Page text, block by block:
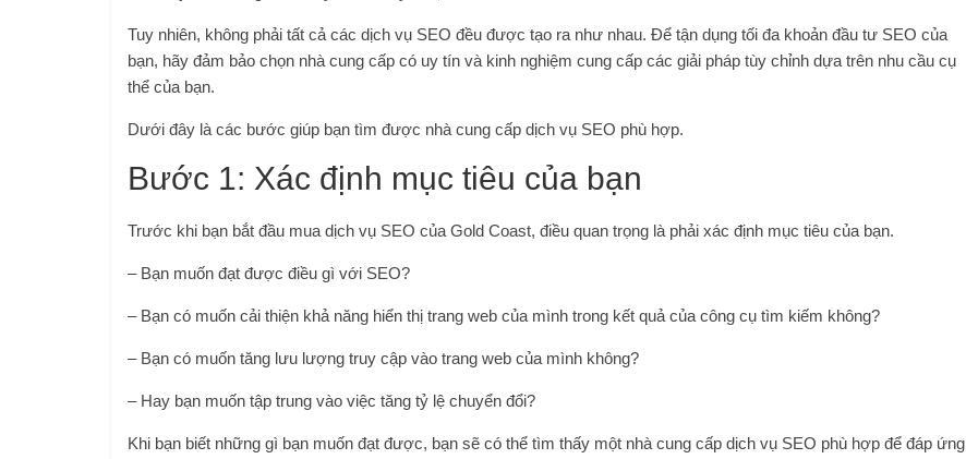
Tuy nhiên, không phải tất cả các dịch vụ SEO đều được tạo ra như nhau. Để tận dụng tối đa khoản đầu tư SEO của
bạn, hãy đảm bảo chọn nhà cung cấp có uy tín và kinh nghiệm cung cấp các giải pháp tùy chỉnh dựa trên nhu cầu cụ
thể của bạn.
Dưới đây là các bước giúp bạn tìm được nhà cung cấp dịch vụ SEO phù hợp.
Bước 1: Xác định mục tiêu của bạn
Trước khi bạn bắt đầu mua dịch vụ SEO của Gold Coast, điều quan trọng là phải xác định mục tiêu của bạn.
– Bạn muốn đạt được điều gì với SEO?
– Bạn có muốn cải thiện khả năng hiển thị trang web của mình trong kết quả của công cụ tìm kiếm không?
– Bạn có muốn tăng lưu lượng truy cập vào trang web của mình không?
– Hay bạn muốn tập trung vào việc tăng tỷ lệ chuyển đổi?
Khi bạn biết những gì bạn muốn đạt được, bạn sẽ có thể tìm thấy một nhà cung cấp dịch vụ SEO phù hợp để đáp ứng